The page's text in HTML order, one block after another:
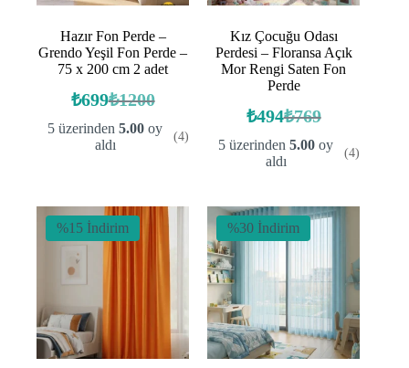
Hazır Fon Perde –
Grendo Yeşil Fon Perde –
75 x 200 cm 2 adet
₺1200
Orijinal
fiyat:
₺1200.
₺699 Şu
andaki
fiyat:
5 üzerinden5.00 oy
aldı
(4)
Kız Çocuğu Odası
Perdesi – Floransa Açık
Mor Rengi Saten Fon
Perde
₺769
Orijinal
fiyat:
₺769.
₺494Şu
andaki
fiyat:
5 üzerinden5.00 oy
aldı
(4)
%15 İndirim %30 İndirim